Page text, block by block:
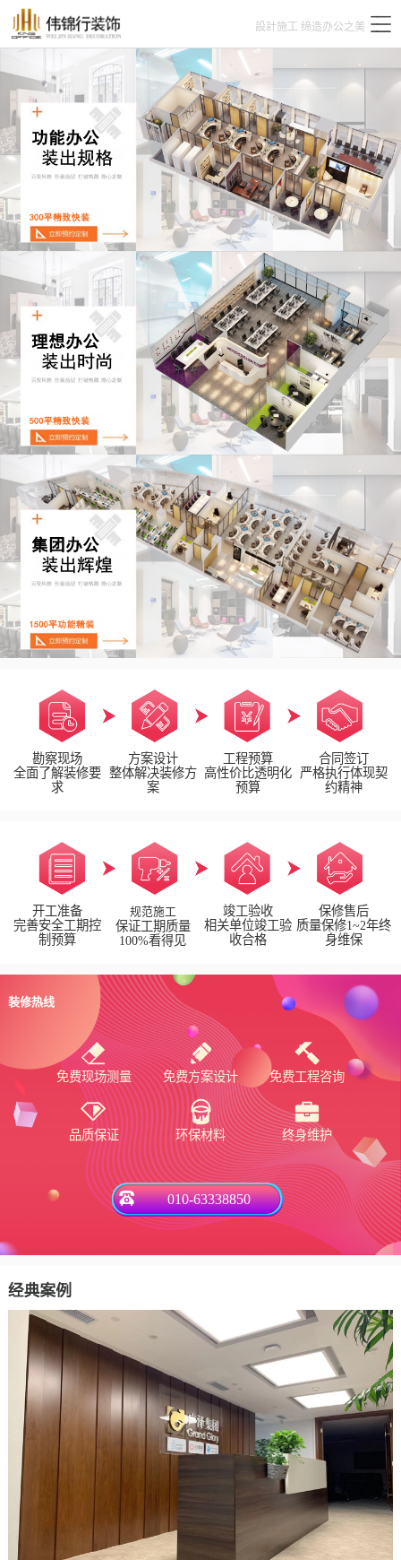
設計施工 缔造办公之美
勘察现场
全面了解装修要
求
方案设计
整体解决装修方
案
工程预算
高性价比透明化
预算
合同签订
严格执行体现契
约精神
开工准备
完善安全工期控
制预算
规范施工
保证工期质量
100%看得见
竣工验收
相关单位竣工验
收合格
保修售后
质量保修1~2年终
身维保
装修热线
免费现场测量 免费方案设计 免费工程咨询
品质保证 环保材料 终身维护
010-63338850